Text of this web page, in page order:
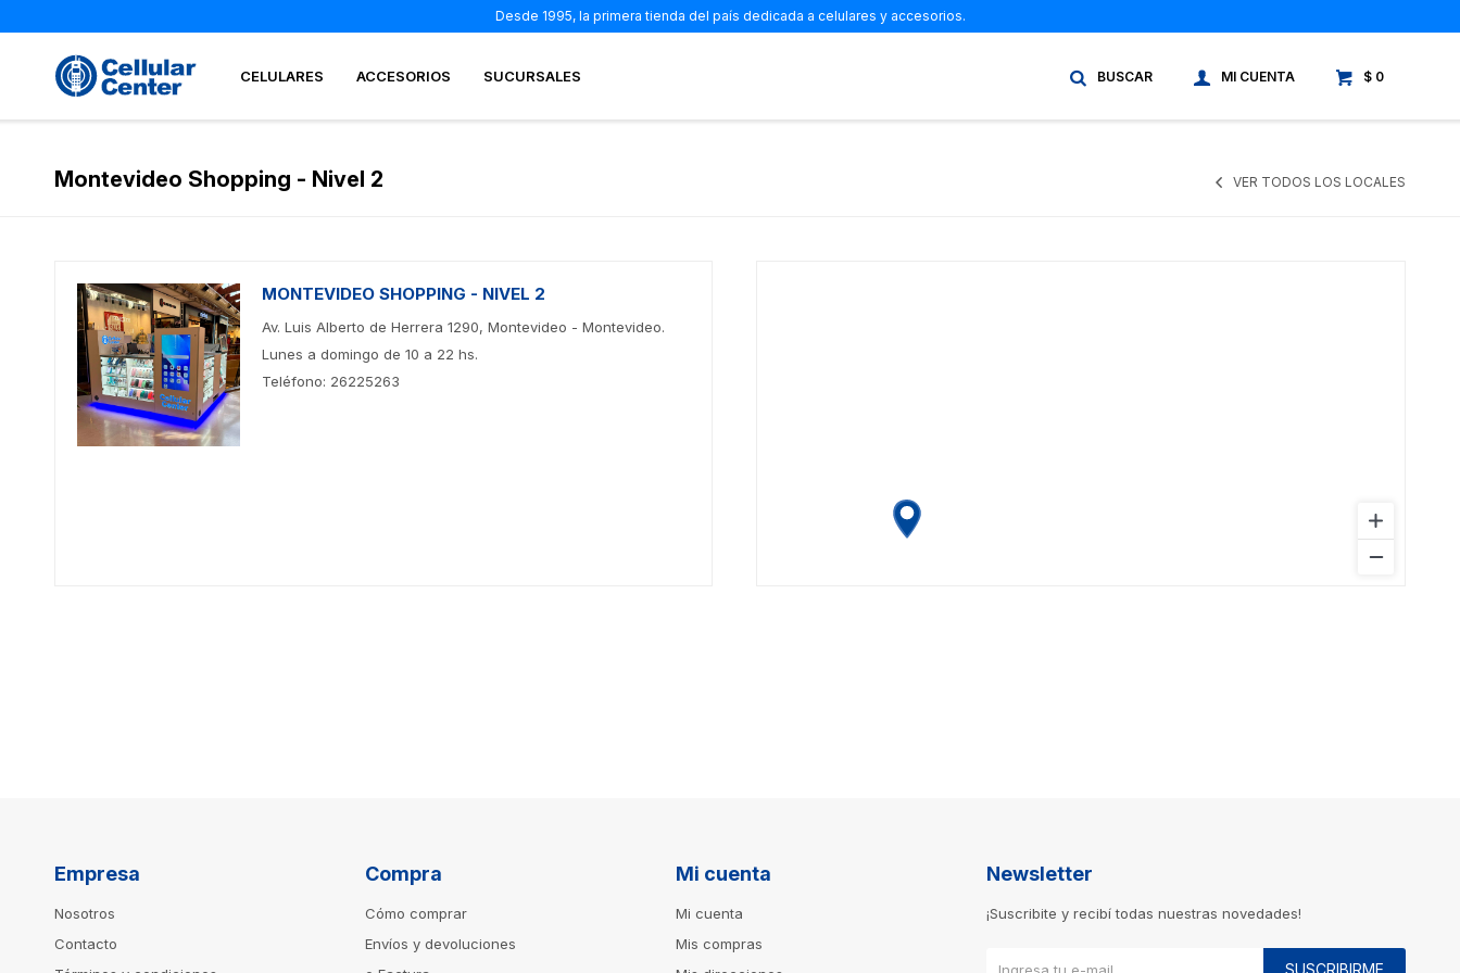
CELULARES ACCESORIOS SUCURSALES $ 0
Desde 1995, la primera tienda del país dedicada a celulares y accesorios.
Montevideo Shopping - Nivel 2 VER TODOS LOS LOCALES
MONTEVIDEO SHOPPING - NIVEL 2
Av. Luis Alberto de Herrera 1290, Montevideo - Montevideo.
Lunes a domingo de 10 a 22 hs.
Teléfono: 26225263
Empresa
Nosotros
Contacto
Compra
Cómo comprar
Envíos y devoluciones
Mi cuenta
Mi cuenta
Mis compras
Newsletter
¡Suscribite y recibí todas nuestras novedades!
SUSCRIBIRME